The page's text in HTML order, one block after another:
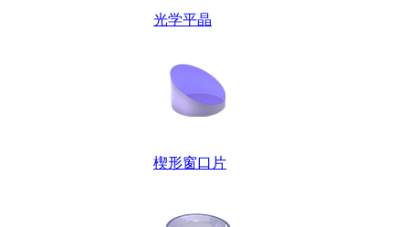
光学平晶
楔形窗口片